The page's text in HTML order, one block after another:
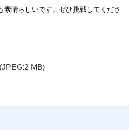
素晴らしいです。ぜひ挑戦してくださ
(JPEG:2 MB)